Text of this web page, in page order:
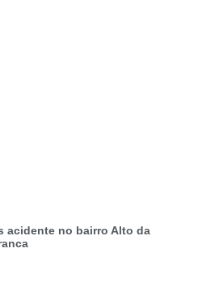
acidente no bairro Alto da